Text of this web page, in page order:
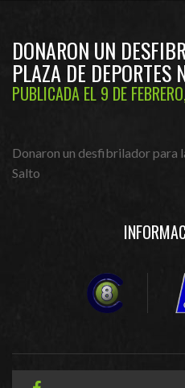
DONARON UN
PLAZA DE DEPORTES
PUBLICADA EL 9 DE
Donaron un desfibrilador para
Salto